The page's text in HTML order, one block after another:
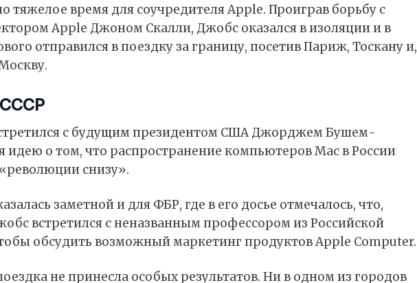
тяжелое время для соучредителя Apple. Проиграв борьбу с
Apple Джоном Скалли, Джобс оказался в изоляции и в
отправился в поездку за границу, посетив Париж, Тоскану и,
с будущим президентом США Джорджем Бушем-
идею о том, что распространение компьютеров Mac в России
снизу».
заметной и для ФБР, где в его досье отмечалось, что,
встретился с неназванным профессором из Российской
обсудить возможный маркетинг продуктов Apple Computer.
не принесла особых результатов. Ни в одном из городов